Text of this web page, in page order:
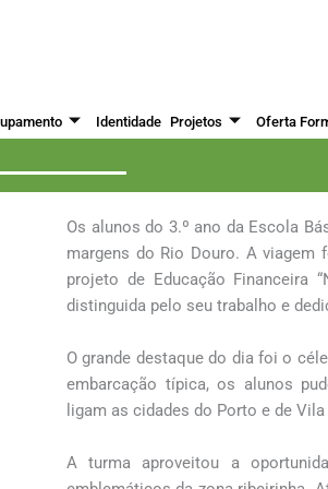
Identidade Projetos Oferta
panorâmicas na
Os alunos do 3.º ano da Escola
margens do Rio Douro. A
projeto de Educação Financeira
distinguida pelo seu trabalho e
O grande destaque do dia foi o
embarcação típica, os alunos
ligam as cidades do Porto e de
A turma aproveitou a